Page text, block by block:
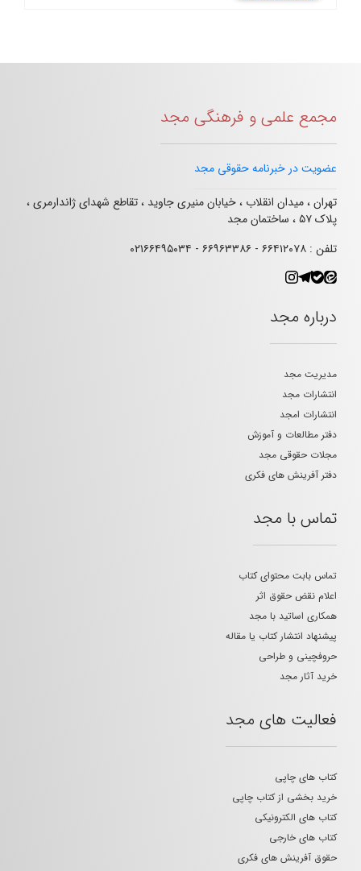
مجمع علمی و فرهنگی مجد
عضویت در خبرنامه حقوقی مجد
تهران ، میدان انقلاب ، خیابان منیری جاوید ، تقاطع شهدای ژاندارمری ،
پلاک ۵۷ ، ساختمان مجد
تلفن : ۶۶۴۱۲۰۷۸ - ۶۶۹۶۳۳۸۶ - ۰۲۱۶۶۴۹۵۰۳۴
درباره مجد
مدیریت مجد
انتشارات مجد
انتشارات امجد
دفتر مطالعات و آموزش
مجلات حقوقی مجد
دفتر آفرینش های فکری
تماس با مجد
تماس بابت محتوای کتاب
اعلام نقض حقوق اثر
همکاری اساتید با مجد
پیشنهاد انتشار کتاب یا مقاله
حروفچینی و طراحی
خرید آثار مجد
فعالیت های مجد
کتاب های چاپی
خرید بخشی از کتاب چاپی
کتاب های الکترونیکی
کتاب های خارجی
حقوق آفرینش های فکری